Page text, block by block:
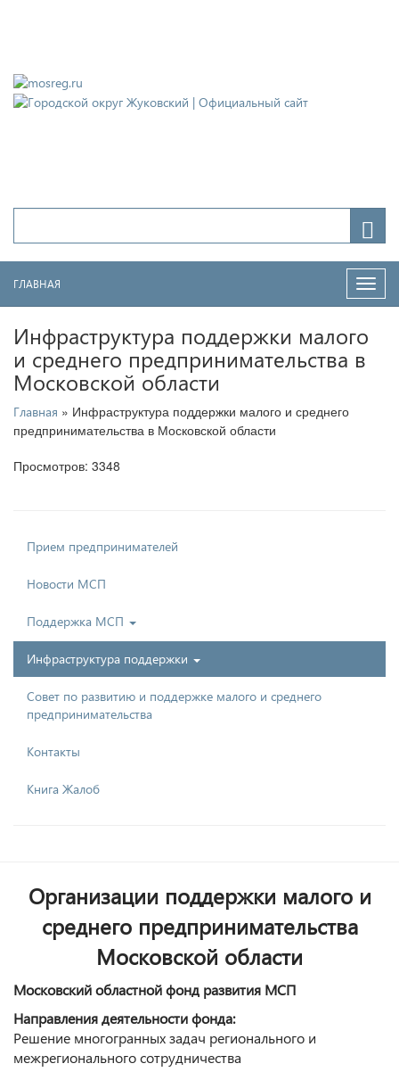
ГЛАВНАЯ
Инфраструктура поддержки малого
и среднего предпринимательства в
Московской области
Главная » Инфраструктура поддержки малого и среднего
предпринимательства в Московской области
Просмотров: 3348
Прием предпринимателей
Новости МСП
Поддержка МСП
Инфраструктура поддержки
Совет по развитию и поддержке малого и среднего
предпринимательства
Контакты
Книга Жалоб
Организации поддержки малого и
среднего предпринимательства
Московской области
Московский областной фонд развития МСП
Направления деятельности фонда:
Решение многогранных задач регионального и
межрегионального сотрудничества